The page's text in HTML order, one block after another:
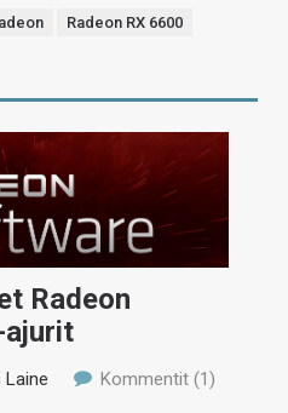
Radeon RX 6600
Radeon
ajurit
Laine Kommentit (1)